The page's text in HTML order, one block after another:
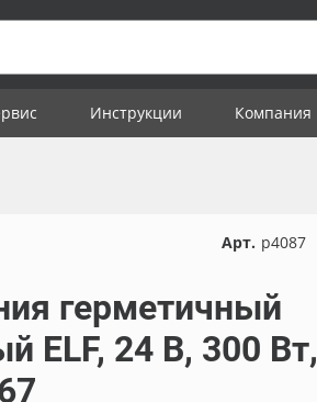
Инструкции Компания
Арт. р4087
герметичный
ELF, 24 В, 300 Вт,